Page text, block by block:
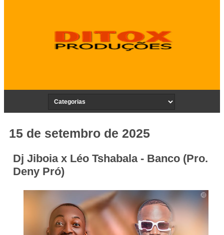
15 de setembro de 2025
Dj Jiboia x Léo Tshabala - Banco (Pro.
Deny Pró)